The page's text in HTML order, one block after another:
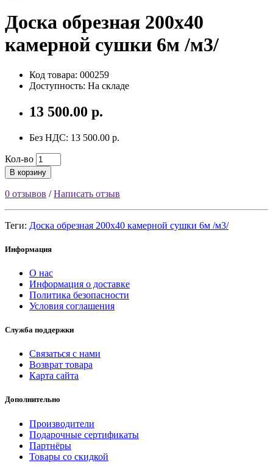
Доска обрезная 200х40
камерной сушки 6м /м3/
Код товара: 000259
Доступность: На складе
13 500.00 р.
Без НДС: 13 500.00 р.
Кол-во
В корзину
0 отзывов /Написать отзыв
Теги: Доска обрезная 200х40 камерной сушки 6м /м3/
Информация
О нас
Информация о доставке
Политика безопасности
Условия соглашения
Служба поддержки
Связаться с нами
Возврат товара
Карта сайта
Дополнительно
Производители
Подарочные сертификаты
Партнёры
Товары со скидкой